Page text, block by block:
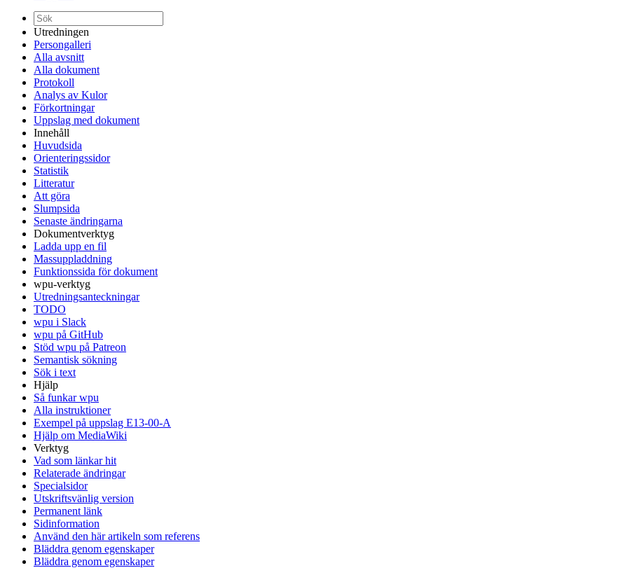
Utredningen
Persongalleri
Alla avsnitt
Alla dokument
Protokoll
Analys av Kulor
Förkortningar
Uppslag med dokument
Innehåll
Huvudsida
Orienteringssidor
Statistik
Litteratur
Att göra
Slumpsida
Senaste ändringarna
Dokumentverktyg
Ladda upp en fil
Massuppladdning
Funktionssida för dokument
wpu-verktyg
Utredningsanteckningar
TODO
wpu i Slack
wpu på GitHub
Stöd wpu på Patreon
Semantisk sökning
Sök i text
Hjälp
Så funkar wpu
Alla instruktioner
Exempel på uppslag E13-00-A
Hjälp om MediaWiki
Verktyg
Vad som länkar hit
Relaterade ändringar
Specialsidor
Utskriftsvänlig version
Permanent länk
Sidinformation
Använd den här artikeln som referens
Bläddra genom egenskaper
Bläddra genom egenskaper